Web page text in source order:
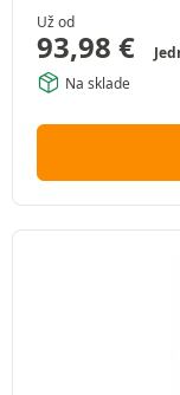
Už od
93,98 €
Na sklade